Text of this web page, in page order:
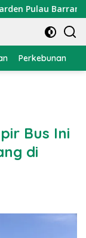
Barrang Caddi
Perkebunan
Bus Ini
di